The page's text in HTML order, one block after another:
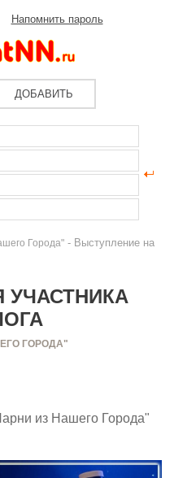
Напомнить пароль
ДОБАВИТЬ
Города" - Выступление на
УЧАСТНИКА
ГОРОДА"
из Нашего Города"